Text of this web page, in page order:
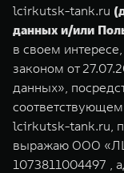
TANK 300
Следуй за
от 3 999 000 ₽
Тест-драйв
Зарядные станции
ПОКУПКА
TANK Финансы
Корпоративным
СЕРВИС
Калькулятор ТО
Нулевое ТО
Сервис
Специальные
GWM ТЕХ ДЕНЬ
Новости
lcirkutsk-tank.ru
данных и/или
в своем
законом от
данных»,
lcirkutsk-tank.ru,
выражаю ООО
1073811004497 ,